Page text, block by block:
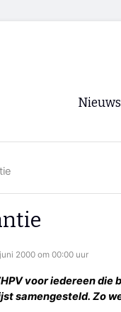
Nieuws
2000 om 00:00 uur
voor iedereen
samengesteld. Zo